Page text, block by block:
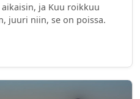
ja Kuu roikkuu
juuri niin, se on poissa.